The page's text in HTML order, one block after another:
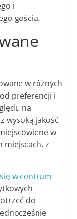
i
gościa.
w różnych
preferencji i
na
wysoką jakość
w
miejscach, z
w centrum
do